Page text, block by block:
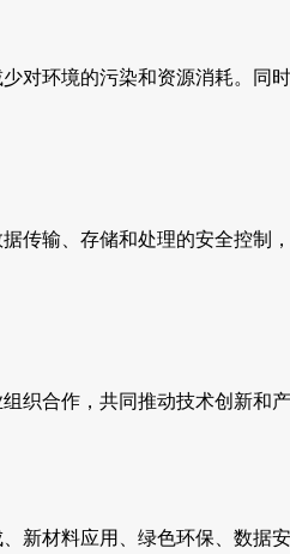
对环境的污染和资源消耗。同
传输、存储和处理的安全控制
合作，共同推动技术创新和
材料应用、绿色环保、数据